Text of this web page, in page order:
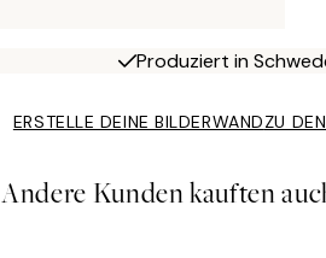
Produziert in
ERSTELLE DEINE BILDERWANDZU
Andere Kunden kauften